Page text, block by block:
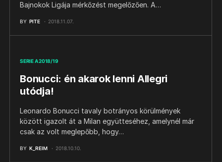
Bajnokok Ligája mérkőzést megelőzően. A…
BY PITE 2018.11.07.
SERIE A 2018/19
Bonucci: én akarok lenni Allegri
utódja!
Leonardo Bonucci tavaly botrányos körülmények
között igazolt át a Milan együtteséhez, amelynél már
csak az volt meglepőbb, hogy…
BY K_REIM 2018.10.10.